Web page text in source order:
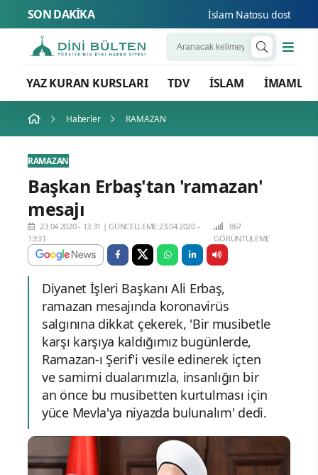
SON DAKİKA İslam Natosu dosta güven
YAZ KURAN KURSLARI TDV İSLAM İMAMLAR
Haberler RAMAZAN
RAMAZAN
Başkan Erbaş'tan 'ramazan'
mesajı
23.04.2020 - 13:31 |GÜNCELLEME:23.04.2020 -
13:31
867
GÖRÜNTÜLEME
Diyanet İşleri Başkanı Ali Erbaş,
ramazan mesajında koronavirüs
salgınına dikkat çekerek, 'Bir musibetle
karşı karşıya kaldığımız bugünlerde,
Ramazan-ı Şerif'i vesile edinerek içten
ve samimi dualarımızla, insanlığın bir
an önce bu musibetten kurtulması için
yüce Mevla'ya niyazda bulunalım' dedi.